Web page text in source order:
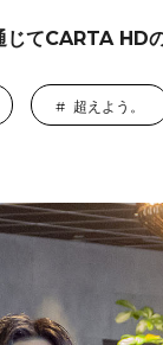
てCARTA HD
超えよう。